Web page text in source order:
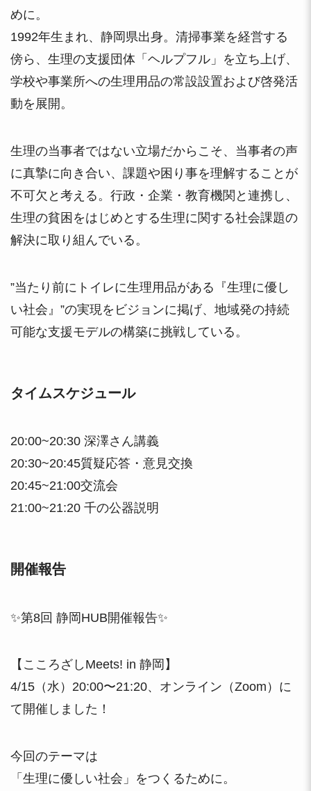
めに。
1992年生まれ、静岡県出身。清掃事業を経営する
傍ら、生理の支援団体「ヘルプフル」を立ち上げ、
学校や事業所への生理用品の常設設置および啓発活
動を展開。
生理の当事者ではない立場だからこそ、当事者の声
に真摯に向き合い、課題や困り事を理解することが
不可欠と考える。行政・企業・教育機関と連携し、
生理の貧困をはじめとする生理に関する社会課題の
解決に取り組んでいる。
”当たり前にトイレに生理用品がある『生理に優し
い社会』”の実現をビジョンに掲げ、地域発の持続
可能な支援モデルの構築に挑戦している。
タイムスケジュール
20:00~20:30 深澤さん講義
20:30~20:45質疑応答・意見交換
20:45~21:00交流会
21:00~21:20 千の公器説明
開催報告
✨第8回 静岡HUB開催報告✨
【こころざしMeets! in 静岡】
4/15（水）20:00〜21:20、オンライン（Zoom）に
て開催しました！
今回のテーマは
「生理に優しい社会」をつくるために。